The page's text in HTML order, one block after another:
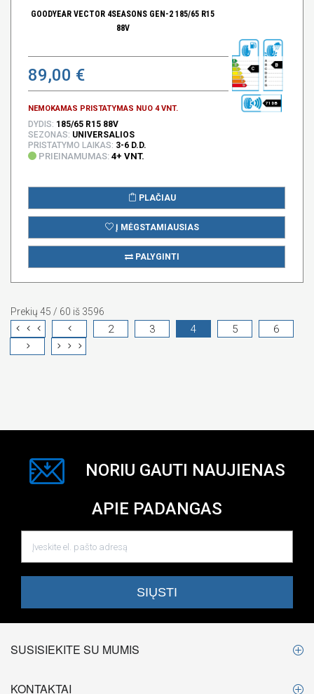
GOODYEAR VECTOR 4SEASONS GEN-2 185/65 R15
88V
89,00 €
NEMOKAMAS PRISTATYMAS NUO 4 VNT.
C
B
71 DB
DYDIS: 185/65 R15 88V
SEZONAS: UNIVERSALIOS
PRISTATYMO LAIKAS: 3-6 D.D.
PRIEINAMUMAS: 4+ VNT.
PLAČIAU
Į MĖGSTAMIAUSIAS
PALYGINTI
Prekių 45 / 60 iš 3596
2 3 4 5 6
NORIU GAUTI NAUJIENAS
APIE PADANGAS
SUSISIEKITE SU MUMIS
KONTAKTAI